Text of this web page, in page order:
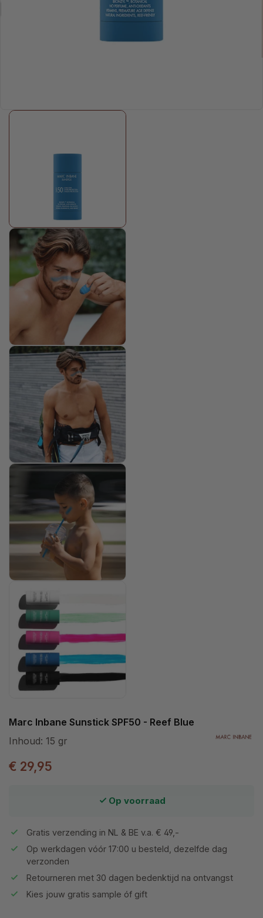
Marc Inbane Sunstick SPF50 - Reef Blue
Inhoud: 15 gr
€ 29,95
Op voorraad
Gratis verzending in NL & BE v.a. € 49,-
Op werkdagen vóór 17:00 u besteld, dezelfde dag
verzonden
Retourneren met 30 dagen bedenktijd na ontvangst
Kies jouw gratis sample óf gift